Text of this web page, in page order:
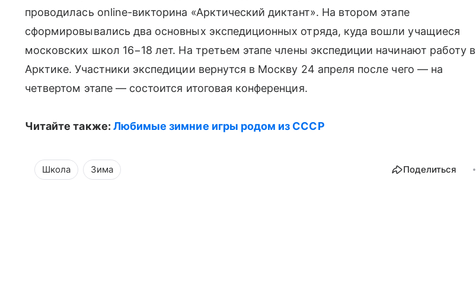
проводилась online-викторина «Арктический диктант». На втором этапе
сформировывались два основных экспедиционных отряда, куда вошли учащиеся
московских школ 16−18 лет. На третьем этапе члены экспедиции начинают работу в
Арктике. Участники экспедиции вернутся в Москву 24 апреля после чего — на
четвертом этапе — состоится итоговая конференция.
Читайте также: Любимые зимние игры родом из СССР
Школа Зима Поделиться